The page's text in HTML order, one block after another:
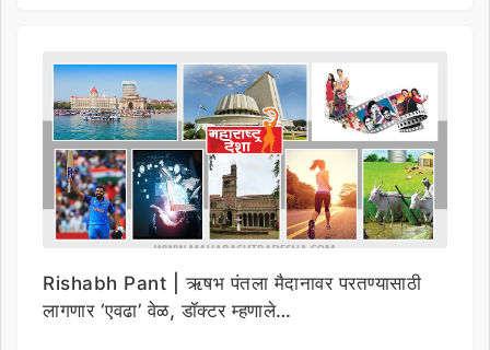
Rishabh Pant | ऋषभ पंतला मैदानावर परतण्यासाठी
लागणार ‘एवढा’ वेळ, डॉक्टर म्हणाले…